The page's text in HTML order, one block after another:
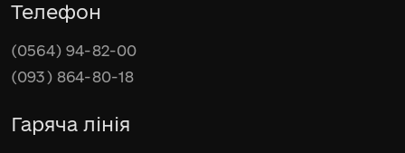
Телефон
(0564) 94-82-00
(093) 864-80-18
Гаряча лінія